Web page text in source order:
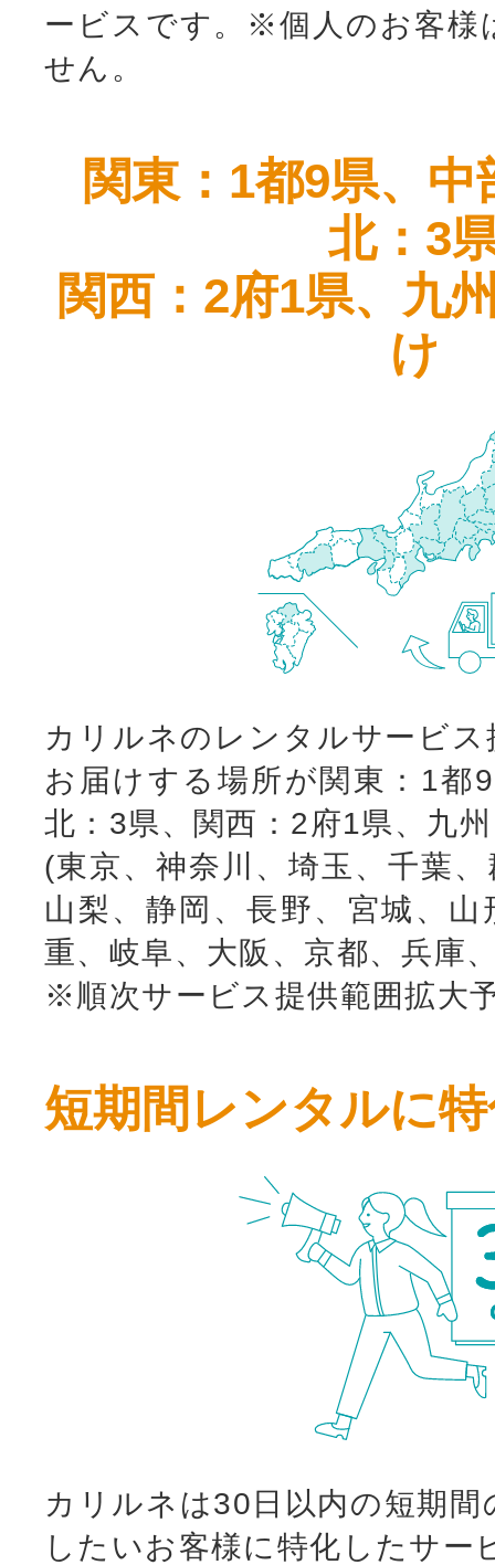
ービスです。
※個人のお客様
せん。
関東：1都9県、
北：3
関西：2府1県、九
け
カリルネのレンタルサービ
お届けする場所が関東：1都
北：3県、関西：2府1県、九
(東京、神奈川、埼玉、千葉
山梨、静岡、長野、宮城、
重、岐阜、大阪、京都、兵庫
※順次サービス提供範囲拡大
短期間レンタルに
カリルネは30日以内の短期
したいお客様に特化したサー